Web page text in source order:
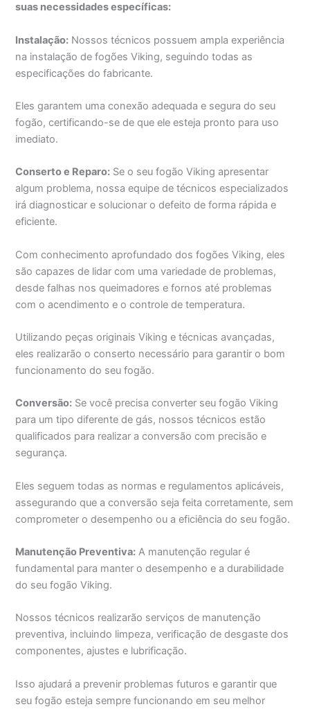
suas necessidades específicas:
Instalação: Nossos técnicos possuem ampla experiência
na instalação de fogões Viking, seguindo todas as
especificações do fabricante.
Eles garantem uma conexão adequada e segura do seu
fogão, certificando-se de que ele esteja pronto para uso
imediato.
Conserto e Reparo: Se o seu fogão Viking apresentar
algum problema, nossa equipe de técnicos especializados
irá diagnosticar e solucionar o defeito de forma rápida e
eficiente.
Com conhecimento aprofundado dos fogões Viking, eles
são capazes de lidar com uma variedade de problemas,
desde falhas nos queimadores e fornos até problemas
com o acendimento e o controle de temperatura.
Utilizando peças originais Viking e técnicas avançadas,
eles realizarão o conserto necessário para garantir o bom
funcionamento do seu fogão.
Conversão: Se você precisa converter seu fogão Viking
para um tipo diferente de gás, nossos técnicos estão
qualificados para realizar a conversão com precisão e
segurança.
Eles seguem todas as normas e regulamentos aplicáveis,
assegurando que a conversão seja feita corretamente, sem
comprometer o desempenho ou a eficiência do seu fogão.
Manutenção Preventiva: A manutenção regular é
fundamental para manter o desempenho e a durabilidade
do seu fogão Viking.
Nossos técnicos realizarão serviços de manutenção
preventiva, incluindo limpeza, verificação de desgaste dos
componentes, ajustes e lubrificação.
Isso ajudará a prevenir problemas futuros e garantir que
seu fogão esteja sempre funcionando em seu melhor